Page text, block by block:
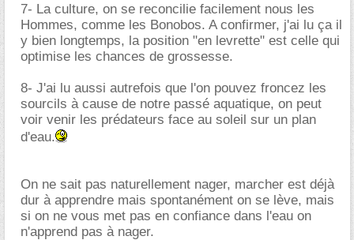
7- La culture, on se reconcilie facilement nous les
Hommes, comme les Bonobos. A confirmer, j'ai lu ça il
y bien longtemps, la position "en levrette" est celle qui
optimise les chances de grossesse.
8- J'ai lu aussi autrefois que l'on pouvez froncez les
sourcils à cause de notre passé aquatique, on peut
voir venir les prédateurs face au soleil sur un plan
d'eau.
On ne sait pas naturellement nager, marcher est déjà
dur à apprendre mais spontanément on se lève, mais
si on ne vous met pas en confiance dans l'eau on
n'apprend pas à nager.